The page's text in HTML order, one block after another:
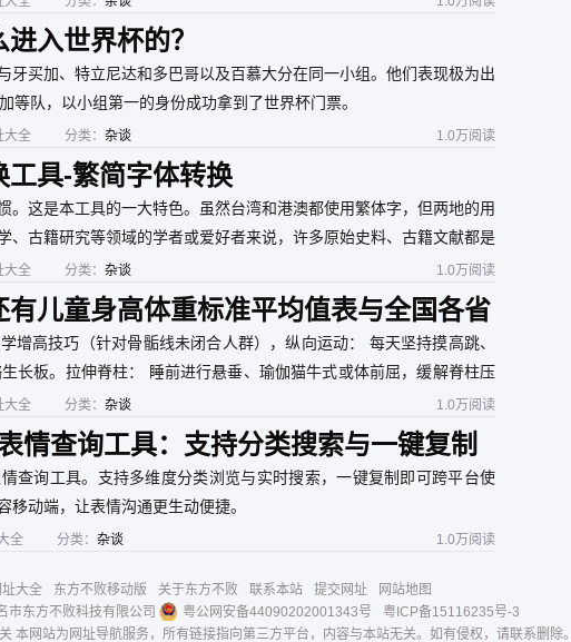
看各国时间实用价值。
入世界杯的？
牙买加、特立尼达和多巴哥以及百慕大分在同一小组。他们表现极为出
等队，以小组第一的身份成功拿到了世界杯门票。
大全 分类： 杂谈 1.0万阅读
具-繁简字体转换
。这是本工具的一大特色。虽然台湾和港澳都使用繁体字，但两地的用
、古籍研究等领域的学者或爱好者来说，许多原始史料、古籍文献都是
献转为简体进行初步阅读和检索。
大全 分类： 杂谈 1.0万阅读
儿童身高体重标准平均值表与全国各省
增高技巧（针对骨骺线未闭合人群），纵向运动： 每天坚持摸高跳、
长板。拉伸脊柱： 睡前进行悬垂、瑜伽猫牛式或体前屈，缓解脊柱压
大全 分类： 杂谈 1.0万阅读
情查询工具：支持分类搜索与一键复制
查询工具。支持多维度分类浏览与实时搜索，一键复制即可跨平台使
动端，让表情沟通更生动便捷。
全 分类： 杂谈 1.0万阅读
大全 东方不败移动版 关于东方不败 联系本站 提交网址
网站地图
市东方不败科技有限公司 粤公网安备44090202001343号
粤ICP备15116235号-3
本网站为网址导航服务，所有链接指向第三方平台，内容与本站无关。如有侵权，请联系删除。